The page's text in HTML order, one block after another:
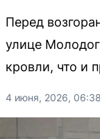
Перед
улице
кровли, что и
4 июня, 2026, 06:38